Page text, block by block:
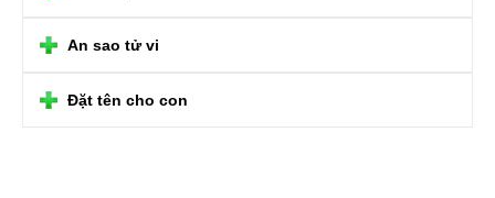
An sao tử vi
Đặt tên cho con